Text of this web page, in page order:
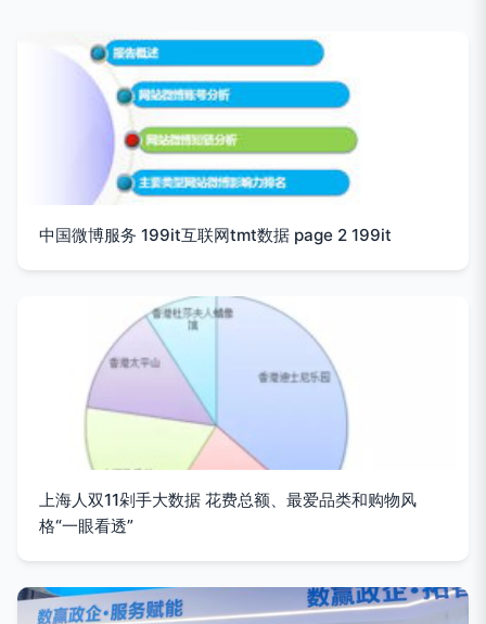
中国微博服务 199it互联网tmt数据 page 2 199it
上海人双11剁手大数据 花费总额、最爱品类和购物风
格“一眼看透”